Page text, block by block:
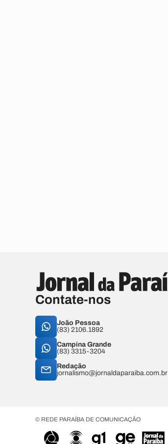
Contate-nos
João Pessoa
(83) 2106.1892
Campina Grande
(83) 3315-3204
Redação
jornalismo@jornaldaparaiba.com.br
© REDE PARAÍBA DE COMUNICAÇÃO